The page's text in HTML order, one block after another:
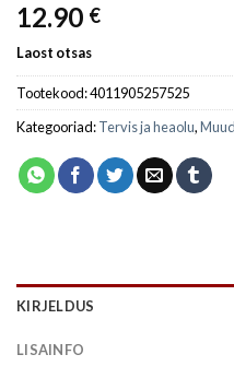
12.90 €
Laost otsas
Tootekood:4011905257525
Kategooriad:Tervis ja heaolu,
KIRJELDUS
LISAINFO